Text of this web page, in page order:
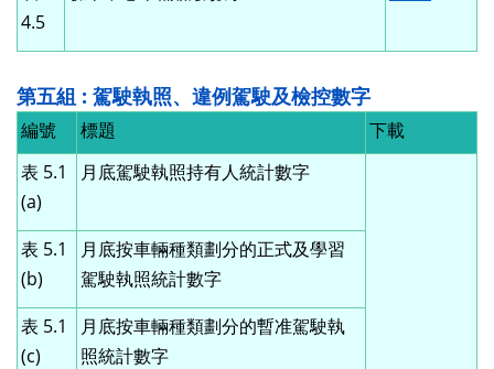
4.5
第五組 : 駕駛執照、違例駕駛及檢控數字
編號 標題
下載
表 5.1
(a)
月底駕駛執照持有人統計數字
表 5.1
(b)
月底按車輛種類劃分的正式及學習
駕駛執照統計數字
表 5.1
(c)
月底按車輛種類劃分的暫准駕駛執
照統計數字